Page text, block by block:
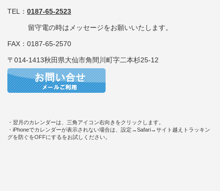
TEL： 0187-65-2523
留守電の時はメッセージをお願いいたします。
FAX：0187-65-2570
〒014-1413秋田県大仙市角間川町字二本杉25-12
・翌月のカレンダーは、三角アイコン右向きをクリックします。
・iPhoneでカレンダーが表示されない場合は、設定→Safari→サイト越えトラッキン
グを防ぐをOFFにするをお試しください。